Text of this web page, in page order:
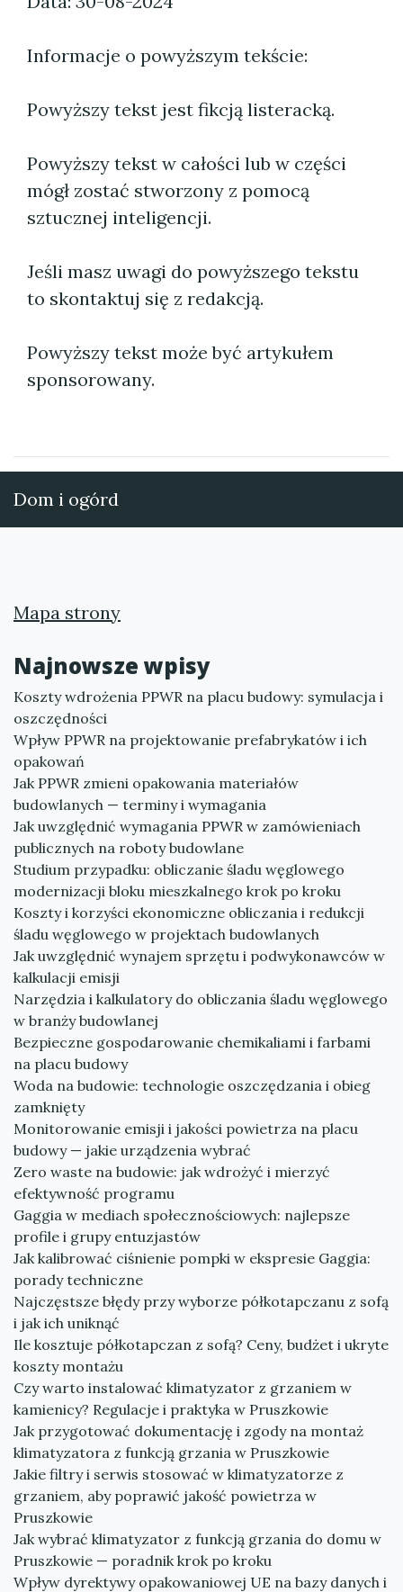
Informacje o powyższym tekście:
Powyższy tekst jest fikcją listeracką.
Powyższy tekst w całości lub w części
mógł zostać stworzony z pomocą
sztucznej inteligencji.
Jeśli masz uwagi do powyższego tekstu
to skontaktuj się z redakcją.
Powyższy tekst może być artykułem
sponsorowany.
Dom i ogórd
Mapa strony
Najnowsze wpisy
Koszty wdrożenia PPWR na placu budowy: symulacja i
oszczędności
Wpływ PPWR na projektowanie prefabrykatów i ich
opakowań
Jak PPWR zmieni opakowania materiałów
budowlanych — terminy i wymagania
Jak uwzględnić wymagania PPWR w zamówieniach
publicznych na roboty budowlane
Studium przypadku: obliczanie śladu węglowego
modernizacji bloku mieszkalnego krok po kroku
Koszty i korzyści ekonomiczne obliczania i redukcji
śladu węglowego w projektach budowlanych
Jak uwzględnić wynajem sprzętu i podwykonawców w
kalkulacji emisji
Narzędzia i kalkulatory do obliczania śladu węglowego
w branży budowlanej
Bezpieczne gospodarowanie chemikaliami i farbami
na placu budowy
Woda na budowie: technologie oszczędzania i obieg
zamknięty
Monitorowanie emisji i jakości powietrza na placu
budowy — jakie urządzenia wybrać
Zero waste na budowie: jak wdrożyć i mierzyć
efektywność programu
Gaggia w mediach społecznościowych: najlepsze
profile i grupy entuzjastów
Jak kalibrować ciśnienie pompki w ekspresie Gaggia:
porady techniczne
Najczęstsze błędy przy wyborze półkotapczanu z sofą
i jak ich uniknąć
Ile kosztuje półkotapczan z sofą? Ceny, budżet i ukryte
koszty montażu
Czy warto instalować klimatyzator z grzaniem w
kamienicy? Regulacje i praktyka w Pruszkowie
Jak przygotować dokumentację i zgody na montaż
klimatyzatora z funkcją grzania w Pruszkowie
Jakie filtry i serwis stosować w klimatyzatorze z
grzaniem, aby poprawić jakość powietrza w
Pruszkowie
Jak wybrać klimatyzator z funkcją grzania do domu w
Pruszkowie — poradnik krok po kroku
Wpływ dyrektywy opakowaniowej UE na bazy danych i